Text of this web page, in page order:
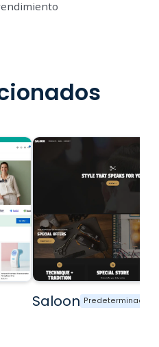
Saloon Predeterminado